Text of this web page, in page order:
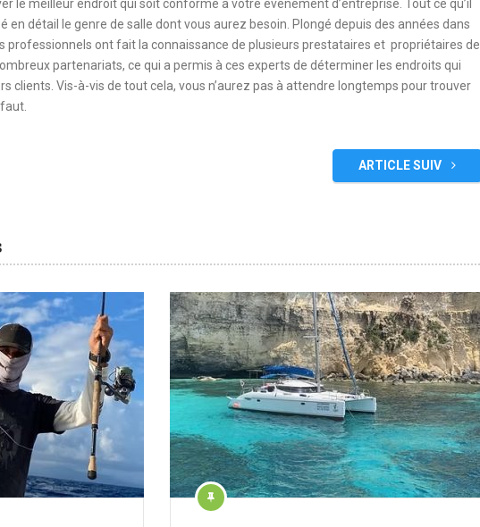
le meilleur endroit qui soit conforme à votre événement d’entreprise. Tout ce qu’il
en détail le genre de salle dont vous aurez besoin. Plongé depuis des années dans
professionnels ont fait la connaissance de plusieurs prestataires et propriétaires de
partenariats, ce qui a permis à ces experts de déterminer les endroits qui
clients. Vis-à-vis de tout cela, vous n’aurez pas à attendre longtemps pour trouver
ARTICLE SUIV